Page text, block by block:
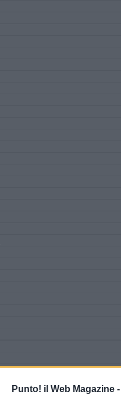
Punto! il Web Magazine -